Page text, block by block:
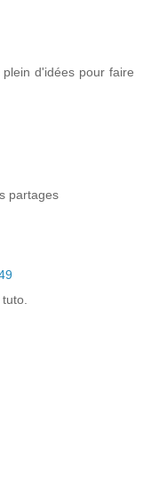
d'idées pour faire
partages